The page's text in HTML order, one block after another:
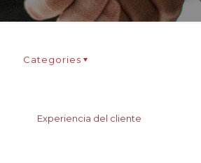
Categories
Experiencia del cliente